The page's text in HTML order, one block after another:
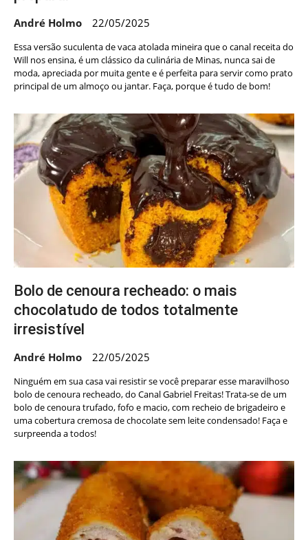
André Holmo 22/05/2025
Essa versão suculenta de vaca atolada mineira que o canal receita do
Will nos ensina, é um clássico da culinária de Minas, nunca sai de
moda, apreciada por muita gente e é perfeita para servir como prato
principal de um almoço ou jantar. Faça, porque é tudo de bom!
Bolo de cenoura recheado: o mais
chocolatudo de todos totalmente
irresistível
André Holmo 22/05/2025
Ninguém em sua casa vai resistir se você preparar esse maravilhoso
bolo de cenoura recheado, do Canal Gabriel Freitas! Trata-se de um
bolo de cenoura trufado, fofo e macio, com recheio de brigadeiro e
uma cobertura cremosa de chocolate sem leite condensado! Faça e
surpreenda a todos!